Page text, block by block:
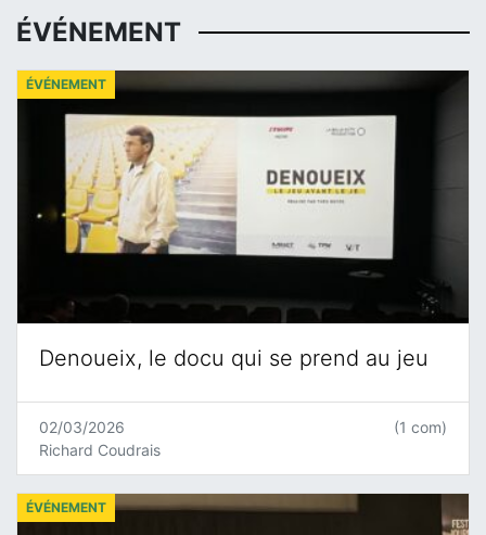
ÉVÉNEMENT
Denoueix, le docu qui se prend au jeu
ÉVÉNEMENT
02/03/2026
Richard Coudrais
(1 com)
ÉVÉNEMENT